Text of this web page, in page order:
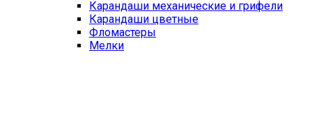
Карандаши механические и грифели
Карандаши цветные
Фломастеры
Мелки